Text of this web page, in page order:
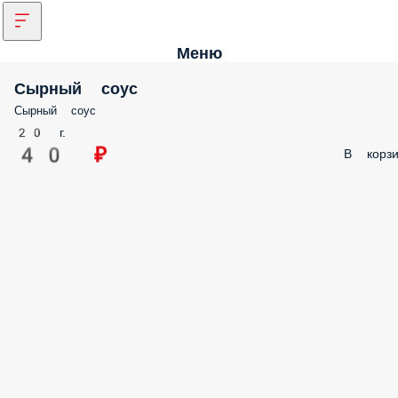
Меню
Сырный соус
Сырный соус
20 г.
40 ₽ В